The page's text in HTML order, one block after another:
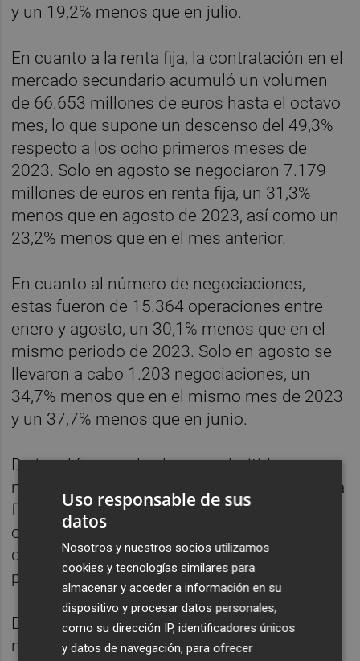
y un 19,2% menos que en julio.
En cuanto a la renta fija, la contratación en el
mercado secundario acumuló un volumen
de 66.653 millones de euros hasta el octavo
mes, lo que supone un descenso del 49,3%
respecto a los ocho primeros meses de
2023. Solo en agosto se negociaron 7.179
millones de euros en renta fija, un 31,3%
menos que en agosto de 2023, así como un
23,2% menos que en el mes anterior.
En cuanto al número de negociaciones,
estas fueron de 15.364 operaciones entre
enero y agosto, un 30,1% menos que en el
mismo periodo de 2023. Solo en agosto se
llevaron a cabo 1.203 negociaciones, un
34,7% menos que en el mismo mes de 2023
y un 37,7% menos que en junio.
De igual forma, el volumen admitido a
negociación en el mercado primario de renta
fija fue de 243.612 millones de euros en los
ocho primeros meses, lo que supone una
disminución del 17,8% respecto al mismo
periodo de 2023.
De su lado, en el mercado de derivados, la
negociación de los contratos de futuros
Uso responsable de sus
datos
Nosotros y nuestros socios utilizamos
cookies y tecnologías similares para
almacenar y acceder a información en su
dispositivo y procesar datos personales,
como su dirección IP, identificadores únicos
y datos de navegación, para ofrecer